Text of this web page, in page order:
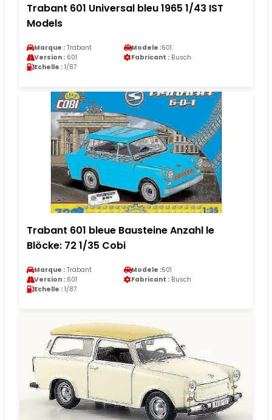
Trabant 601 Universal bleu 1965 1/43 IST
Models
Marque : Trabant Modele :601
Version : 601 Fabricant : Busch
Echelle : 1/87
Trabant 601 bleue Bausteine Anzahl le
Blöcke: 72 1/35 Cobi
Marque : Trabant Modele :601
Version : 601 Fabricant : Busch
Echelle : 1/87